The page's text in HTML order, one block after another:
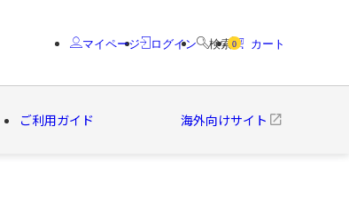
マイページ ログイン 検索 0 カート
ご利用ガイド 海外向けサイト